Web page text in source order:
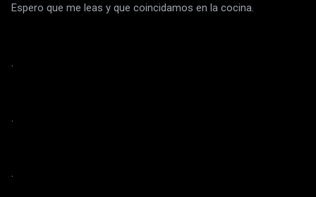
Espero que me leas y que coincidamos en la cocina.
.
.
.